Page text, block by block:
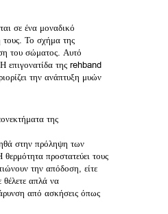
σε ένα μοναδικό
τους. Το σχήμα της
του σώματος. Αυτό
επιγονατίδα της rehband
την ανάπτυξη μυών
της
στην πρόληψη των
προστατεύει τους
την απόδοση, είτε
θέλετε απλά να
από ασκήσεις όπως